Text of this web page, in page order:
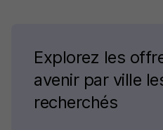
Explorez les
avenir par ville
recherchés